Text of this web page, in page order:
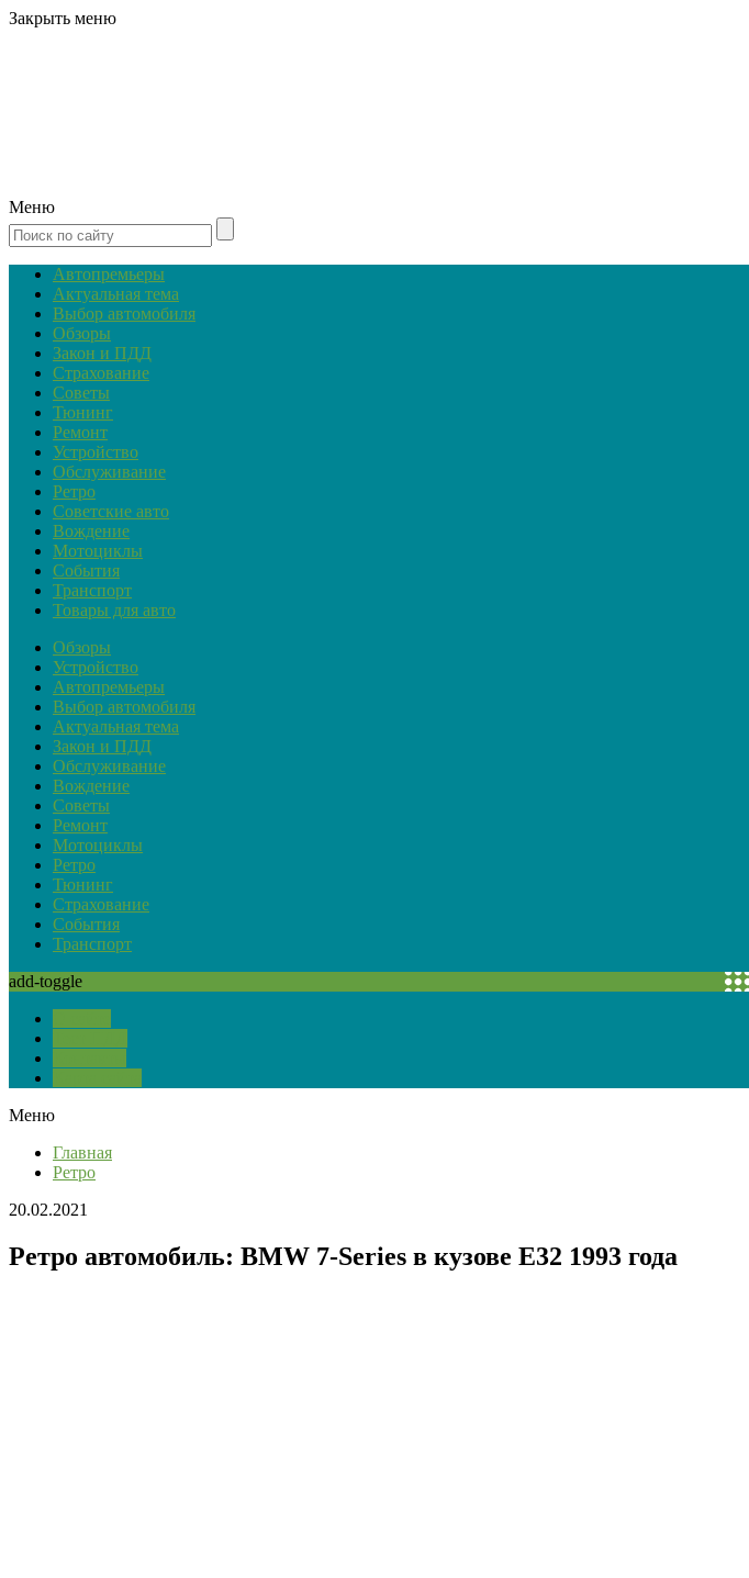
Закрыть меню
Меню
Автопремьеры
Актуальная тема
Выбор автомобиля
Обзоры
Закон и ПДД
Страхование
Советы
Тюнинг
Ремонт
Устройство
Обслуживание
Ретро
Советские авто
Вождение
Мотоциклы
События
Транспорт
Товары для авто
Обзоры
Устройство
Автопремьеры
Выбор автомобиля
Актуальная тема
Закон и ПДД
Обслуживание
Вождение
Советы
Ремонт
Мотоциклы
Ретро
Тюнинг
Страхование
События
Транспорт
add-toggle
Меню
Главная
Ретро
20.02.2021
Ретро автомобиль: BMW 7-Series в кузове E32 1993 года